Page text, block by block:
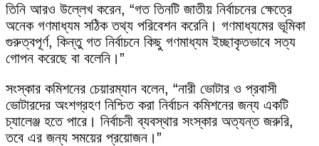
তিনি আরও উল্লেখ করেন, “গত তিনটি জাতীয় নির্বাচনের ক্ষেত্রে
অনেক গণমাধ্যম সঠিক তথ্য পরিবেশন করেনি। গণমাধ্যমের ভূমিকা
গুরুত্বপূর্ণ, কিন্তু গত নির্বাচনে কিছু গণমাধ্যম ইচ্ছাকৃতভাবে সত্য
গোপন করেছে বা বলেনি।”
সংস্কার কমিশনের চেয়ারম্যান বলেন, “নারী ভোটার ও প্রবাসী
ভোটারদের অংশগ্রহণ নিশ্চিত করা নির্বাচন কমিশনের জন্য একটি
চ্যালেঞ্জ হতে পারে। নির্বাচনী ব্যবস্থার সংস্কার অত্যন্ত জরুরি,
তবে এর জন্য সময়ের প্রয়োজন।”